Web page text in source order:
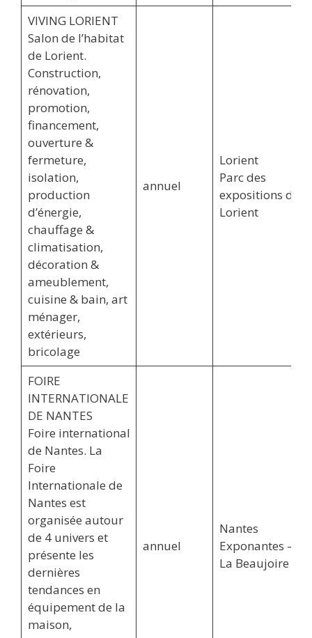
VIVING LORIENT
Salon de l’habitat
de Lorient.
Construction,
rénovation,
promotion,
financement,
ouverture &
fermeture,
isolation,
production
d’énergie,
chauffage &
climatisation,
décoration &
ameublement,
cuisine & bain, art
ménager,
extérieurs,
bricolage
annuel
Lorient
Parc des
expositions de
Lorient
FOIRE
INTERNATIONALE
DE NANTES
Foire international
de Nantes. La
Foire
Internationale de
Nantes est
organisée autour
de 4 univers et
présente les
dernières
tendances en
équipement de la
maison,
annuel
Nantes
Exponantes –
La Beaujoire